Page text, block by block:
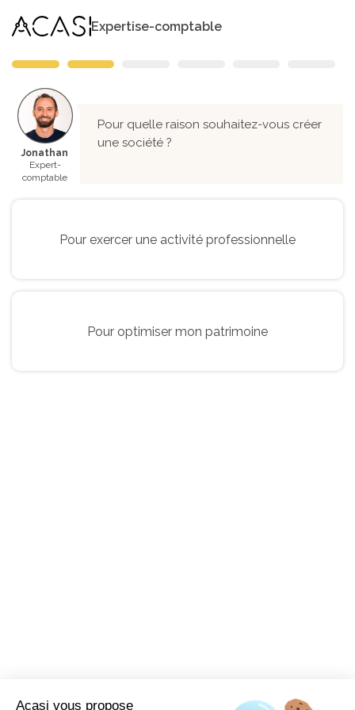
Expertise-comptable
Jonathan
Expert-
comptable
Pour quelle raison souhaitez-vous créer
une société ?
Pour exercer une activité professionnelle
Pour optimiser mon patrimoine
Acasi vous propose